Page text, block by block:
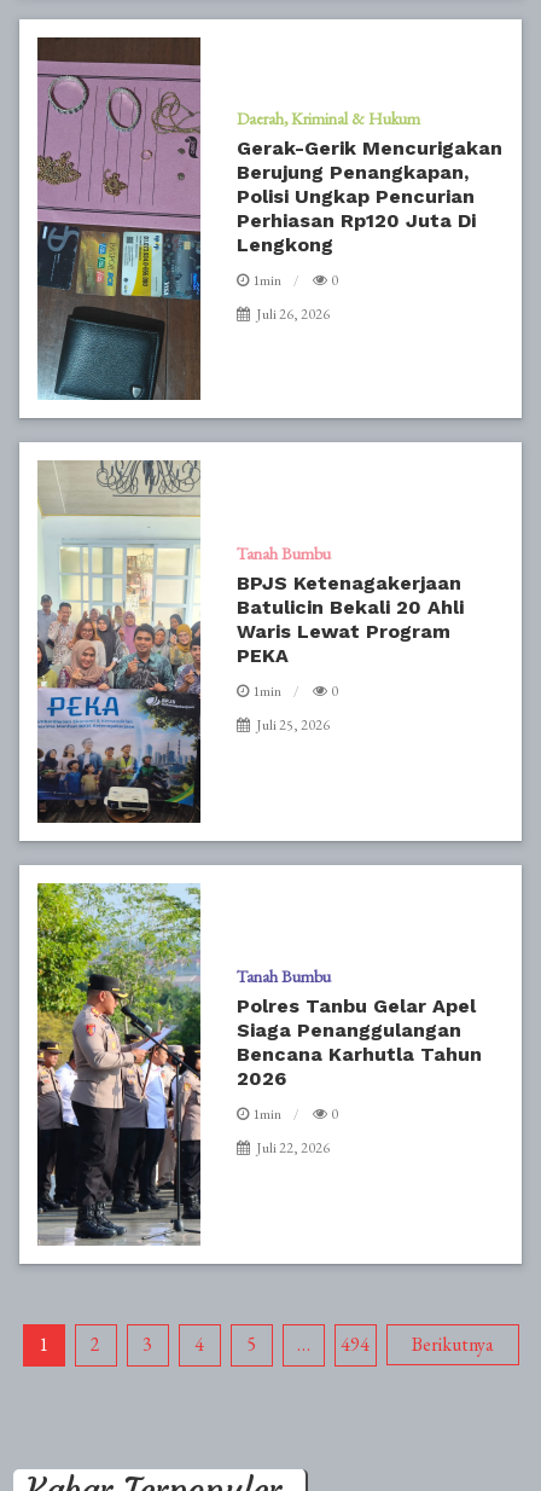
Daerah Kriminal & Hukum
Gerak-Gerik Mencurigakan
Berujung Penangkapan,
Polisi Ungkap Pencurian
Perhiasan Rp120 Juta Di
Lengkong
1min
0
Juli 26, 2026
Tanah Bumbu
BPJS Ketenagakerjaan
Batulicin Bekali 20 Ahli
Waris Lewat Program
PEKA
1min
0
Juli 25, 2026
Tanah Bumbu
Polres Tanbu Gelar Apel
Siaga Penanggulangan
Bencana Karhutla Tahun
2026
1min
0
Juli 22, 2026
Paginasi
1 2 3 4 5 … 494 Berikutnya